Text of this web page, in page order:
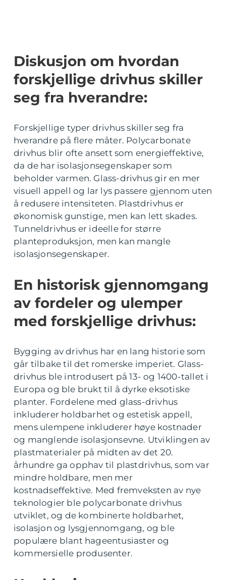
Diskusjon om hvordan
forskjellige drivhus skiller
seg fra hverandre:
Forskjellige typer drivhus skiller seg fra
hverandre på flere måter. Polycarbonate
drivhus blir ofte ansett som energieffektive,
da de har isolasjonsegenskaper som
beholder varmen. Glass-drivhus gir en mer
visuell appell og lar lys passere gjennom uten
å redusere intensiteten. Plastdrivhus er
økonomisk gunstige, men kan lett skades.
Tunneldrivhus er ideelle for større
planteproduksjon, men kan mangle
isolasjonsegenskaper.
En historisk gjennomgang
av fordeler og ulemper
med forskjellige drivhus:
Bygging av drivhus har en lang historie som
går tilbake til det romerske imperiet. Glass-
drivhus ble introdusert på 13- og 1400-tallet i
Europa og ble brukt til å dyrke eksotiske
planter. Fordelene med glass-drivhus
inkluderer holdbarhet og estetisk appell,
mens ulempene inkluderer høye kostnader
og manglende isolasjonsevne. Utviklingen av
plastmaterialer på midten av det 20.
århundre ga opphav til plastdrivhus, som var
mindre holdbare, men mer
kostnadseffektive. Med fremveksten av nye
teknologier ble polycarbonate drivhus
utviklet, og de kombinerte holdbarhet,
isolasjon og lysgjennomgang, og ble
populære blant hageentusiaster og
kommersielle produsenter.